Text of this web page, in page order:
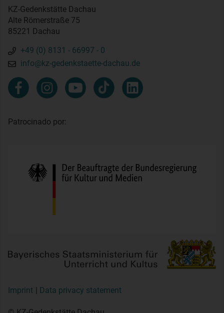
KZ-Gedenkstätte Dachau
Alte Römerstraße 75
85221 Dachau
+49 (0) 8131 - 66997 - 0
info@kz-gedenkstaette-dachau.de
Patrocinado por:
Imprint Data privacy statement